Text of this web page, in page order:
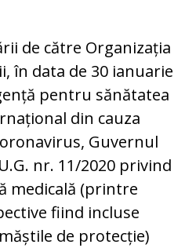
de către Organizația
în data de 30 ianuarie
pentru sănătatea
din cauza
Guvernul
nr. 11/2020 privind
medicală (printre
fiind incluse
de protecție)